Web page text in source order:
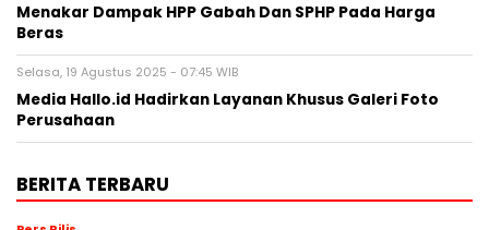
Menakar Dampak HPP Gabah Dan SPHP Pada Harga
Beras
Selasa, 19 Agustus 2025 - 07:45 WIB
Media Hallo.id Hadirkan Layanan Khusus Galeri Foto
Perusahaan
BERITA TERBARU